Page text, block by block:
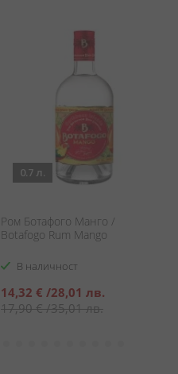
0.7 л.
Ром Ботафого Манго /
Botafogo Rum Mango
В наличност
Специална
цена
14,32 € /28,01 лв.
17,90 €/35,01 лв.